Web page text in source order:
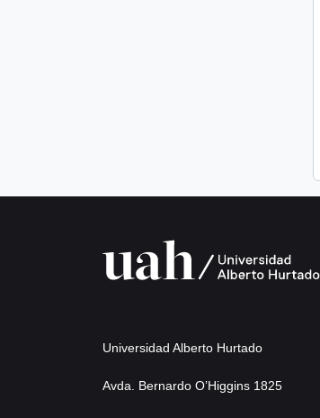
Universidad Alberto Hurtado
Avda. Bernardo O’Higgins 1825